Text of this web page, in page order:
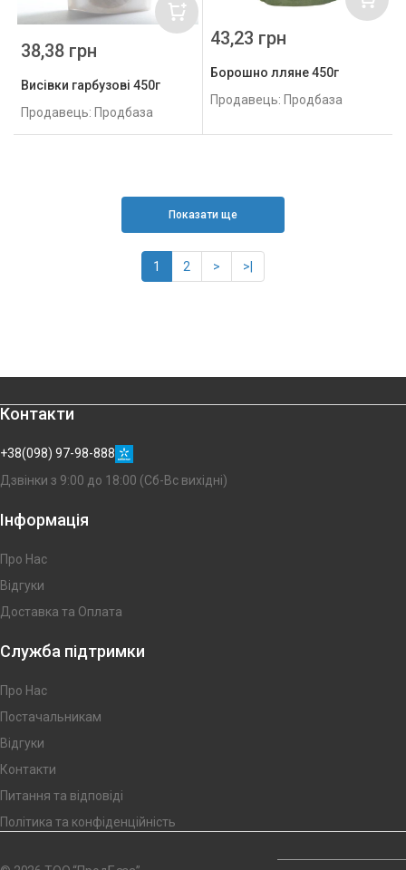
Висівки гарбузові 450г
Продавець: Продбаза
38,38 грн
Борошно лляне 450г
Продавець: Продбаза
43,23 грн
Показати ще
1 2 > >|
Контакти
+38(098) 97-98-888
Дзвінки з 9:00 до 18:00 (Сб-Вс вихідні)
Інформація
Про Нас
Відгуки
Доставка та Оплата
Служба підтримки
Про Нас
Постачальникам
Відгуки
Контакти
Питання та відповіді
Політика та конфіденційність